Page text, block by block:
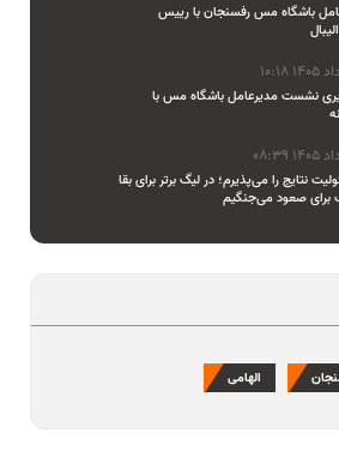
باشگاه مس رفسنجان با رییس
نشست مدیرعامل باشگاه مس با
نتایج را می‌پذیرم؛ در لیگ برتر برای بقا
برای صعود می‌جنگیم
الهامی